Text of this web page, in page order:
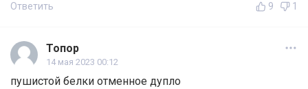
Ответить 9 1
Топор
14 мая 2023 00:12
пушистой белки отменное дупло